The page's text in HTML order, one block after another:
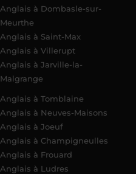
Anglais à Dombasle-sur-
Meurthe
Anglais à Saint-Max
Anglais à Villerupt
Anglais à Jarville-la-
Malgrange
Anglais à Tomblaine
Anglais à Neuves-Maisons
Anglais à Joeuf
Anglais à Champigneulles
Anglais à Frouard
Anglais à Ludres